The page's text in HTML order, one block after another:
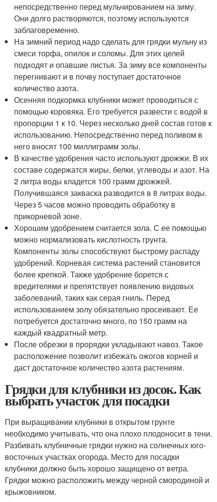
непосредственно перед мульчированием на зиму.
Они долго растворяются, поэтому используются
заблаговременно.
На зимний период надо сделать для грядки мульчу из
смеси торфа, опилок и соломы. Для этих целей
подходят и опавшие листья. За зиму все компоненты
перегнивают и в почву поступает достаточное
количество азота.
Осенняя подкормка клубники может проводиться с
помощью коровяка. Его требуется развести с водой в
пропорции 1 к 10. Через несколько дней состав готов к
использованию. Непосредственно перед поливом в
него вносят 100 миллиграмм золы.
В качестве удобрения часто используют дрожжи. В их
составе содержатся жиры, белки, углеводы и азот. На
2 литра воды кладется 100 грамм дрожжей.
Получившаяся закваска разводится в 8 литрах воды.
Через 5 часов можно проводить обработку в
прикорневой зоне.
Хорошим удобрением считается зола. С ее помощью
можно нормализовать кислотность грунта.
Компоненты золы способствуют быстрому распаду
удобрений. Корневая система растений становится
более крепкой. Также удобрение борется с
вредителями и препятствует появлению видовых
заболеваний, таких как серая гниль. Перед
использованием золу обязательно просеивают. Ее
потребуется достаточно много, по 150 грамм на
каждый квадратный метр.
После обрезки в прорядки укладывают навоз. Такое
расположение позволит избежать ожогов корней и
даст достаточное количество азота растениям.
Грядки для клубники из досок. Как
выбрать участок для посадки
При выращивании клубники в открытом грунте
необходимо учитывать, что она плохо плодоносит в тени.
Разбивать клубничные грядки нужно на солнечных юго-
восточных участках огорода. Место для посадки
клубники должно быть хорошо защищено от ветра.
Грядки можно расположить между черной смородиной и
крыжовником.